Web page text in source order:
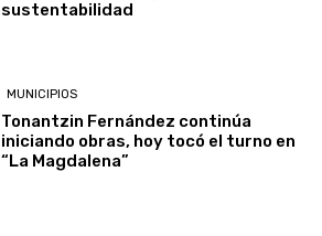
sustentabilidad
MUNICIPIOS
Tonantzin Fernández continúa
iniciando obras, hoy tocó el turno en
“La Magdalena”